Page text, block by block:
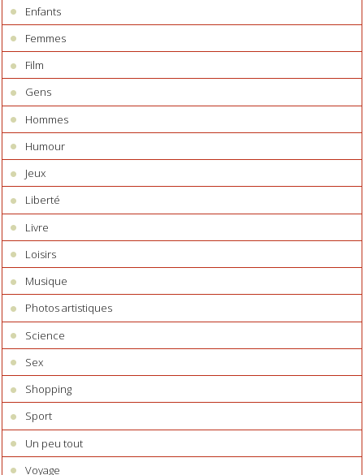
Enfants
Femmes
Film
Gens
Hommes
Humour
Jeux
Liberté
Livre
Loisirs
Musique
Photos artistiques
Science
Sex
Shopping
Sport
Un peu tout
Voyage